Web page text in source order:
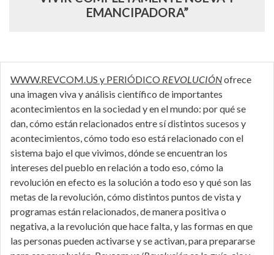
EMANCIPADORA”
WWW.REVCOM.US y PERIÓDICO REVOLUCIÓNofrece
una imagen viva y análisis científico de importantes
acontecimientos en la sociedad y en el mundo: por qué se
dan, cómo están relacionados entre sí distintos sucesos y
acontecimientos, cómo todo eso está relacionado con el
sistema bajo el que vivimos, dónde se encuentran los
intereses del pueblo en relación a todo eso, cómo la
revolución en efecto es la solución a todo eso y qué son las
metas de la revolución, cómo distintos puntos de vista y
programas están relacionados, de manera positiva o
negativa, a la revolución que hace falta, y las formas en que
las personas pueden activarse y se activan, para prepararse